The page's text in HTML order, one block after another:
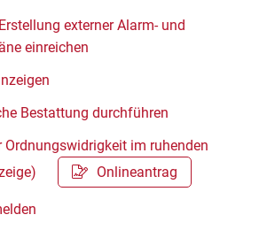
externer Alarm- und
einreichen
Bestattung durchführen
Ordnungswidrigkeit im ruhenden
Onlineantrag